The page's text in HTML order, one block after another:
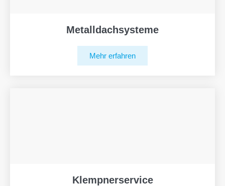
Metalldachsysteme
Mehr erfahren
Klempnerservice